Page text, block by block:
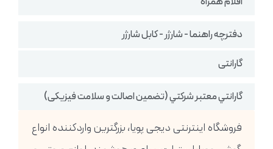
دفترچه راهنما - شارژر - کابل شارژر
گارانتی
گارانتي معتبر شركتي (تضمين اصالت و سلامت فیزیکی)
فروشگاه اینترنتی دیجی پویا، بزرگترین واردکننده انواع